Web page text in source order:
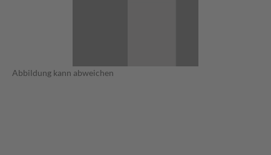
Abbildung kann abweichen